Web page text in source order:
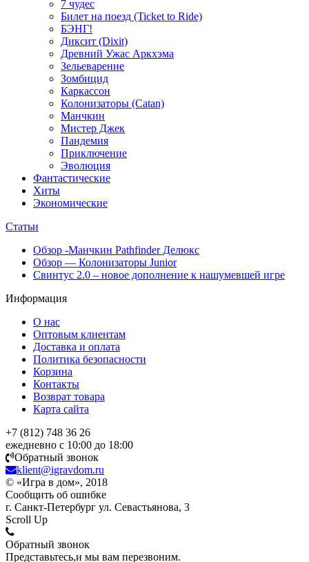
7 чудес
Билет на поезд (Ticket to Ride)
БЭНГ!
Диксит (Dixit)
Древний Ужас Аркхэма
Зельеварение
Зомбицид
Каркассон
Колонизаторы (Catan)
Манчкин
Мистер Джек
Пандемия
Приключение
Эволюция
Фантастические
Хиты
Экономические
Статьи
Обзор -Манчкин Pathfinder Делюкс
Обзор — Колонизаторы Junior
Свинтус 2.0 – новое дополнение к нашумевшей игре
Информация
О нас
Оптовым клиентам
Доставка и оплата
Политика безопасности
Корзина
Контакты
Возврат товара
Карта сайта
+7 (812) 748 36 26
ежедневно с 10:00 до 18:00
Обратный звонок
klient@igravdom.ru
© «Игра в дом», 2018
Сообщить об ошибке
г. Санкт-Петербург ул. Севастьянова, 3
Scroll Up
Обратный звонок
Представьтесь,и мы вам перезвоним.